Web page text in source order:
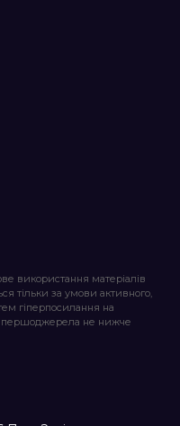
використання матеріалів
тільки за умови активного,
гіперпосилання на
першоджерела не нижче